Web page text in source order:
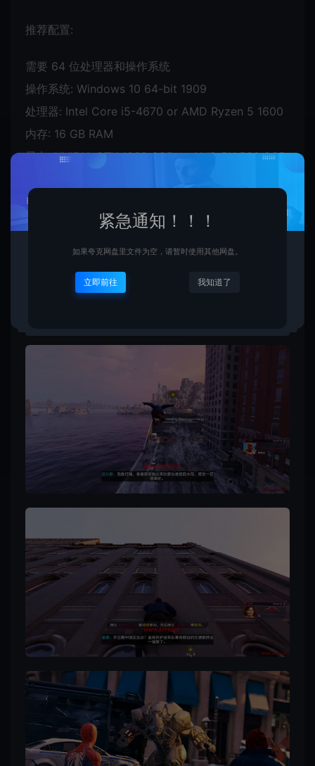
推荐配置:
需要 64 位处理器和操作系统
操作系统: Windows 10 64-bit 1909
处理器: Intel Core i5-4670 or AMD Ryzen 5 1600
内存: 16 GB RAM
显卡: NVIDIA GTX 1060 6GB or AMD RX 580 8GB
紧急通知！！！
如果夸克网盘里文件为空，请暂时使用其他网盘。
立即前往 我知道了